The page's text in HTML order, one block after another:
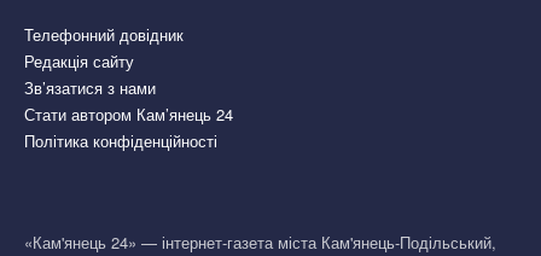
Телефонний довідник
Редакція сайту
Зв’язатися з нами
Стати автором Кам’янець 24
Політика конфіденційності
«Кам'янець 24» — інтернет-газета міста Кам'янець-Подільський,